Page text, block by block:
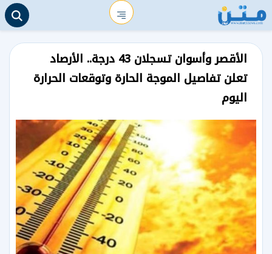
الأقصر وأسوان تسجلان 43 درجة.. الأرصاد
تعلن تفاصيل الموجة الحارة وتوقعات الحرارة
اليوم